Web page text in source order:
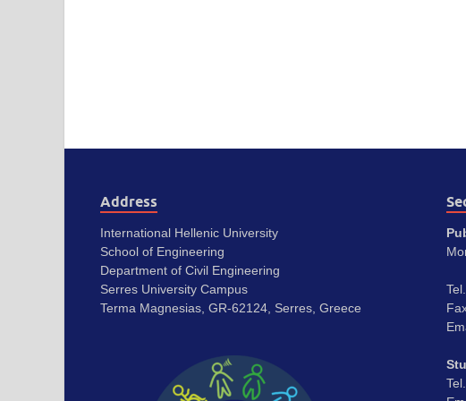
Address
International Hellenic University
School of Engineering
Department of Civil Engineering
Serres University Campus
Terma Magnesias, GR-62124, Serres, Greece